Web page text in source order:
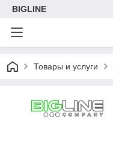
BIGLINE
Товары и услуги